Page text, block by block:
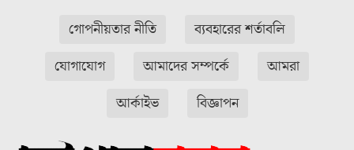
গোপনীয়তার নীতি
ব্যবহারের শর্তাবলি
যোগাযোগ
আমাদের সম্পর্কে
আমরা
আর্কাইভ
বিজ্ঞাপন